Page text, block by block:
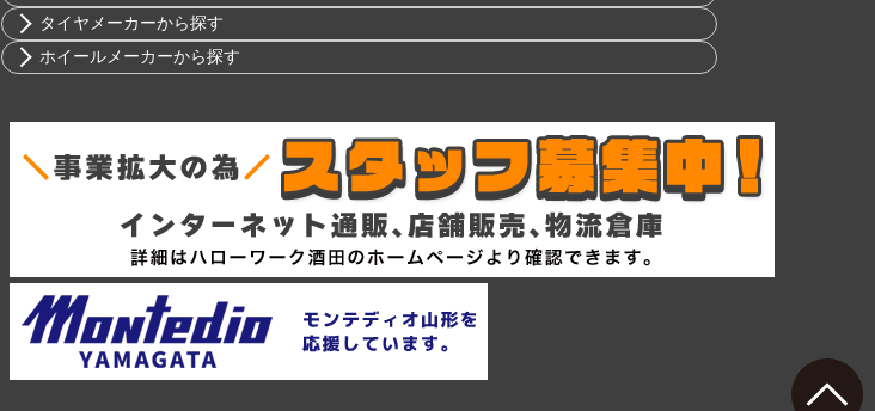
ニッサン
ホンダ
マツダ
ミツビシ
スズキ
アルファロメオ
アウディ
BMW
10インチ
12インチ
14インチ
15インチ
16インチ
19インチ
20インチ
21インチ
タイヤメーカーから探す
ブリヂストン
ヨコハマ
ダンロップ
ピレリ
コンチネンタル
グッドイヤー
トーヨー
ファルケン
ハンコック
ホイールメーカーから探す
AKUT
Advanti Racing
APIO
ABE SHOKAI
American Racing
IMPUL
Balken